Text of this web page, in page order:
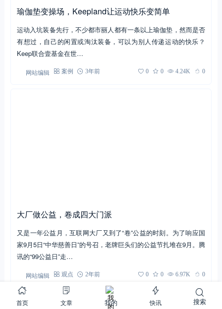
瑜伽垫变操场，Keepland让运动快乐变简单
运动入坑装备先行，不少都市丽人都有一条以上瑜伽垫，然而是否
有想过，自己的闲置或淘汰装备，可以为别人传递运动的快乐？
Keep联合壹基金在世…
网站编辑 案例 3年前 0 0 4.24K 0
大厂做公益，卷成四大门派
又是一年公益月，互联网大厂又到了“卷”公益的时刻。为了响应国
家9月5日“中华慈善日”的号召，老牌巨头们的公益节扎堆在9月。腾
讯的“99公益日”走…
网站编辑 观点 2年前 0 0 6.97K 0
首页 文章 我的 快讯 搜索